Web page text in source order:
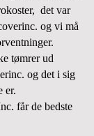
det var
og vi må
tømrer ud
og det i sig
er.
får de bedste